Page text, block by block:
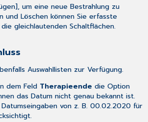
um eine neue Bestrahlung zu
und Löschen können Sie erfasste
gleichlautenden Schaltflächen.
Auswahllisten zur Verfügung.
dem Feld Therapieende die Option
das Datum nicht genau bekannt ist.
von z. B. 00.02.2020 für